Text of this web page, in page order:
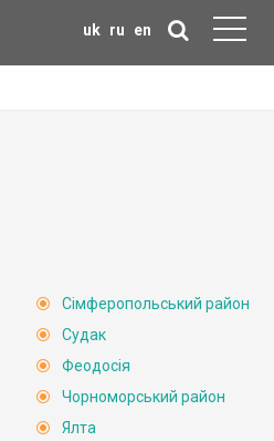
uk ru en
Сімферопольський район
Судак
Феодосія
Чорноморський район
Ялта